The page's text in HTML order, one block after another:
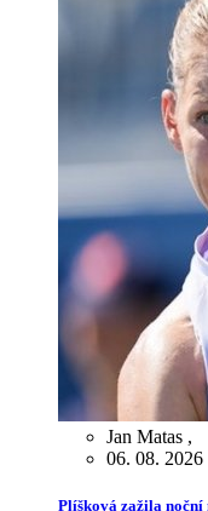
Jan Matas ,
06. 08. 2026
Plíšková zažila